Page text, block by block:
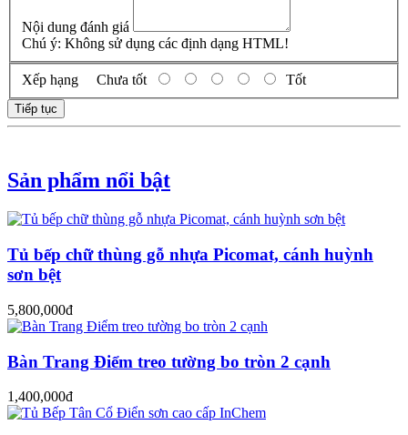
Nội dung đánh giá
Chú ý: Không sử dụng các định dạng HTML!
Xếp hạng Chưa tốt Tốt
Tiếp tục
Sản phẩm nổi bật
Tủ bếp chữ thùng gỗ nhựa Picomat, cánh huỳnh
sơn bệt
5,800,000đ
Bàn Trang Điểm treo tường bo tròn 2 cạnh
1,400,000đ